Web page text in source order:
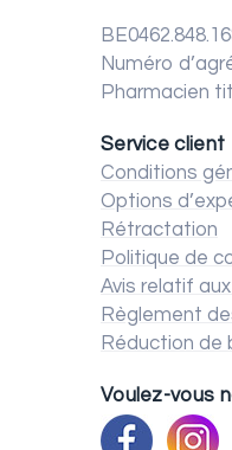
Numéro
Pharmacien
Service client
Conditions
Options
Rétractation
Politique de
Avis relatif
Règlement
Réduction de
Voulez-vous